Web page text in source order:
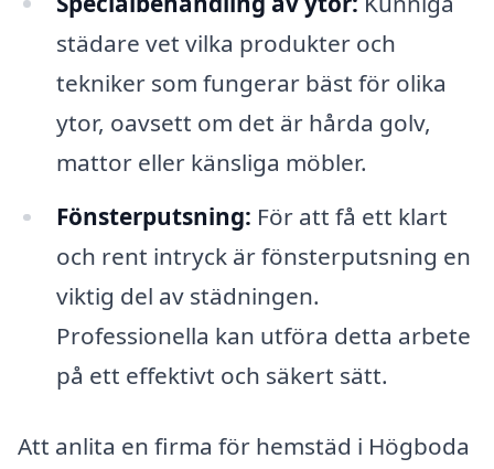
städare vet vilka produkter och
tekniker som fungerar bäst för olika
ytor, oavsett om det är hårda golv,
mattor eller känsliga möbler.
Fönsterputsning: För att få ett klart
och rent intryck är fönsterputsning en
viktig del av städningen.
Professionella kan utföra detta arbete
på ett effektivt och säkert sätt.
Att anlita en firma för hemstäd i Högboda